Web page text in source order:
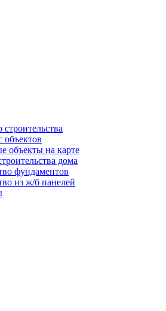
строительства
объектов
объекты на карте
дома
фундаментов
из ж/б панелей